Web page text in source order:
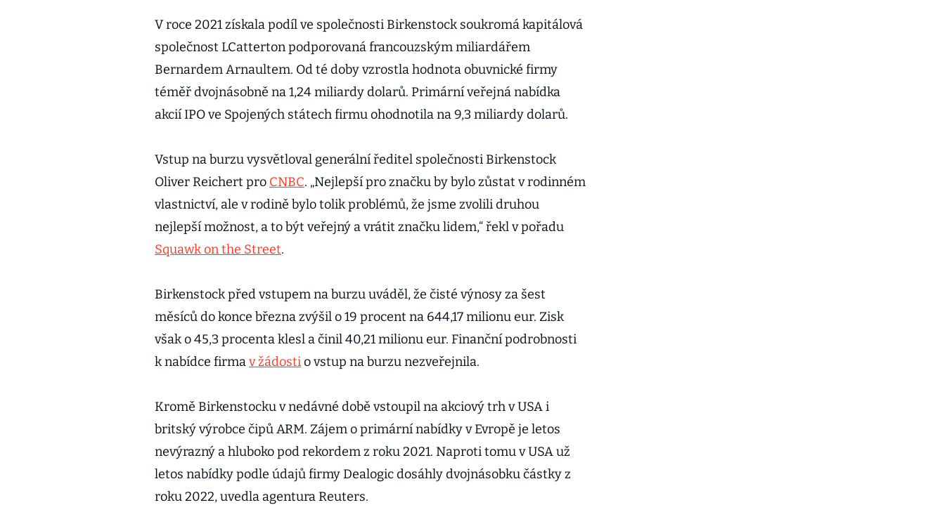
V roce 2021 získala podíl ve společnosti Birkenstock soukromá kapitálová
společnost LCatterton podporovaná francouzským miliardářem
Bernardem Arnaultem. Od té doby vzrostla hodnota obuvnické firmy
téměř dvojnásobně na 1,24 miliardy dolarů. Primární veřejná nabídka
akcií IPO ve Spojených státech firmu ohodnotila na 9,3 miliardy dolarů.
Vstup na burzu vysvětloval generální ředitel společnosti Birkenstock
Oliver Reichert pro CNBC. „Nejlepší pro značku by bylo zůstat v rodinném
vlastnictví, ale v rodině bylo tolik problémů, že jsme zvolili druhou
nejlepší možnost, a to být veřejný a vrátit značku lidem,“ řekl v pořadu
Squawk on the Street.
Birkenstock před vstupem na burzu uváděl, že čisté výnosy za šest
měsíců do konce března zvýšil o 19 procent na 644,17 milionu eur. Zisk
však o 45,3 procenta klesl a činil 40,21 milionu eur. Finanční podrobnosti
k nabídce firmav žádostio vstup na burzu nezveřejnila.
Kromě Birkenstocku v nedávné době vstoupil na akciový trh v USA i
britský výrobce čipů ARM. Zájem o primární nabídky v Evropě je letos
nevýrazný a hluboko pod rekordem z roku 2021. Naproti tomu v USA už
letos nabídky podle údajů firmy Dealogic dosáhly dvojnásobku částky z
roku 2022, uvedla agentura Reuters.